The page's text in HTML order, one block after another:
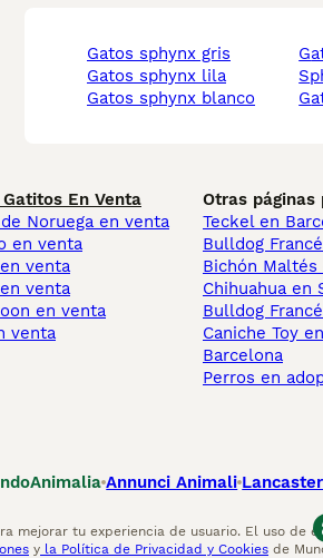
gatos sphynx gris
gatos sphynx lila
gatos sphynx blanco
En Venta
Noruega en venta
en venta
venta
venta
en venta
venta
Otras páginas
Teckel en
Bulldog
Bichón Maltés
Chihuahua en
Bulldog
Caniche Toy
Barcelona
Perros en
Annunci Animali
mejorar tu experiencia de usuario. El uso de
y la Política de Privacidad y Cookies de